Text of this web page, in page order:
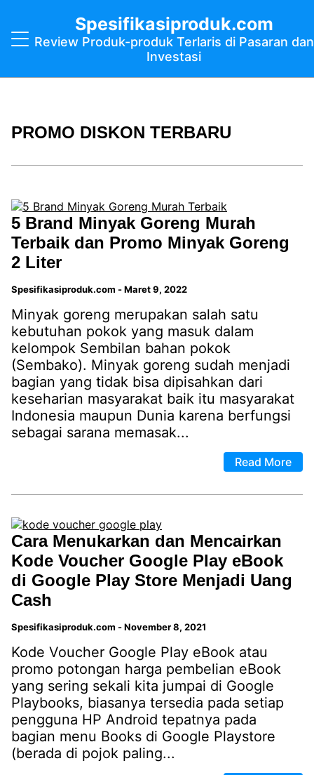
Spesifikasiproduk.com
Review Produk-produk Terlaris di Pasaran dan
Investasi
PROMO DISKON TERBARU
5 Brand Minyak Goreng Murah
Terbaik dan Promo Minyak Goreng
2 Liter
Spesifikasiproduk.com -Maret 9, 2022
Minyak goreng merupakan salah satu
kebutuhan pokok yang masuk dalam
kelompok Sembilan bahan pokok
(Sembako). Minyak goreng sudah menjadi
bagian yang tidak bisa dipisahkan dari
keseharian masyarakat baik itu masyarakat
Indonesia maupun Dunia karena berfungsi
sebagai sarana memasak...
Read More
Cara Menukarkan dan Mencairkan
Kode Voucher Google Play eBook
di Google Play Store Menjadi Uang
Cash
Spesifikasiproduk.com -November 8, 2021
Kode Voucher Google Play eBook atau
promo potongan harga pembelian eBook
yang sering sekali kita jumpai di Google
Playbooks, biasanya tersedia pada setiap
pengguna HP Android tepatnya pada
bagian menu Books di Google Playstore
(berada di pojok paling...